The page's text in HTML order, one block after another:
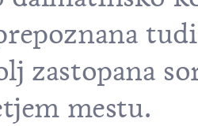
zastopana
mestu.